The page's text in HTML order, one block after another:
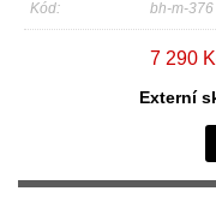
Kód:
bh-m-376
7 290
Externí